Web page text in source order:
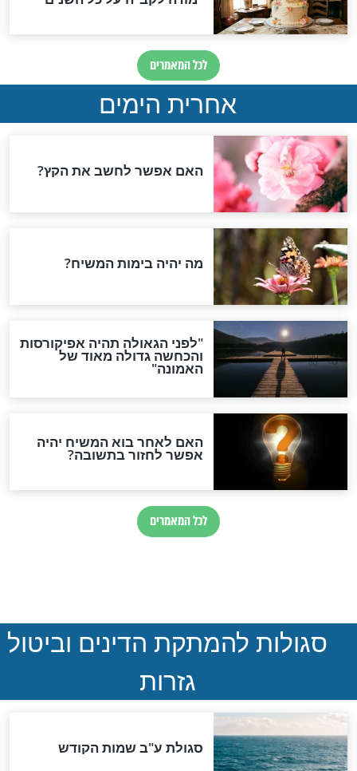
שוברים איתה
טוב לקרוא לפני יום כיפור:
חדשות יהדות
הותר לפרסום: לוחמי מילואים
נהרגו בדרום לבנון
ההסכם החשאי של טראמפ
סימני שאלה
שורדת השואה שחוגגת 100:
"מודה לקב"ה על כל השנים"